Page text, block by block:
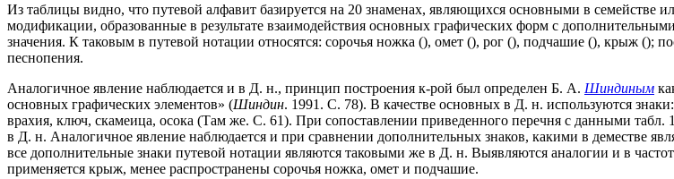
Из таблицы видно, что путевой алфавит базируется на 20 знаменах, являющихся основными в семействе
модификации, образованные в результате взаимодействия основных графических форм с
значения. К таковым в путевой нотации относятся: сорочья ножка (), омет (), рог (), подчашие (), крыж ();
песнопения.
Аналогичное явление наблюдается и в Д. н., принцип построения к-рой был определен Б. А. Шиндиным
основных графических элементов» (Шиндин. 1991. С. 78). В качестве основных в Д. н. используются
врахия, ключ, скамеица, осока (Там же. С. 61). При сопоставлении приведенного перечня с данными
в Д. н. Аналогичное явление наблюдается и при сравнении дополнительных знаков, какими в деместве
все дополнительные знаки путевой нотации являются таковыми же в Д. н. Выявляются аналогии и в
применяется крыж, менее распространены сорочья ножка, омет и подчашие.